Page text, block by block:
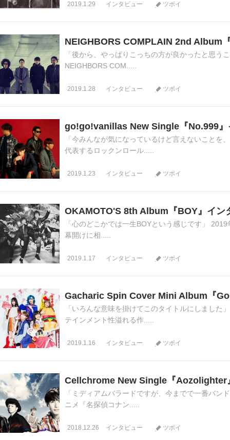
2019.1.29 インタビュー ツボイ
NEIGHBORS COMPLAIN 2nd Album
「後から、やっぱりこっちの方が良かったと思う
NEIGHBORS COM.....
2019.1.28 インタビュー ツボイ
go!go!vanillas New Single『No.999』
「今みんなが気になっているけど言えないことを
代表するロックンロール.....
2019.1.23 インタビュー ツボイ
OKAMOTO'S 8th Album『BOY』イン
「心のどこかでは一生BOYという感じです」
幕開けに相.....
2019.1.17 インタビュー ツボイ
Gacharic Spin Cover Mini Album『
「いろんな意味を掛けてこのタイトルにしました
テインメント性溢れる作.....
2019.1.16 インタビュー ツボイ
Cellchrome New Single『Aozolighter
「ミディアムバラードですが、今までで一番バ
ニメ『名探偵コナン.....
2018.12.26 インタビュー ツボイ